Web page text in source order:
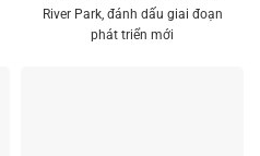
River Park, đánh dấu giai đoạn
phát triển mới